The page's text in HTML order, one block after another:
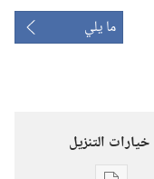
ما يلي
خيارات التنزيل